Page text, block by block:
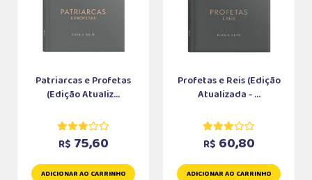
Patriarcas e Profetas
(Edição Atualiz...
R$ 75,60
ADICIONAR AO CARRINHO
Profetas e Reis (Edição
Atualizada - ...
R$ 60,80
ADICIONAR AO CARRINHO